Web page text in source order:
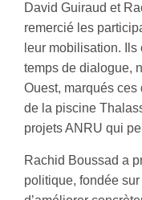
David Guiraud et
remercié les
leur mobilisation. Ils
temps de dialogue,
Ouest, marqués
de la piscine
projets ANRU qui
Rachid Boussad a
politique, fondée